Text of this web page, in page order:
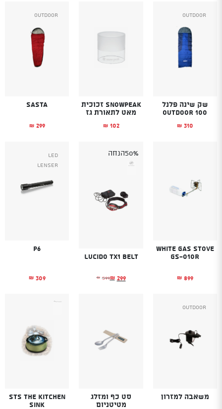
Outdoor
שק שינה פלנל
Outdoor 100
₪ 310
SnowPeak זכוכית
מאט לתאורת גז
₪ 102
Outdoor
Sasta
₪ 299
White Gas Stove
GS-010R
₪ 899
50%הנחה
Lucido TX1 belt
₪ 599
המחיר המקורי היה: ₪599.₪ 299 המחיר הנוכחי הוא: ₪299.
Led
Lenser
P6
₪ 309
Outdoor
משאבה למזרון
סט כף ומזלג
מטיטניום
STS The Kitchen
Sink